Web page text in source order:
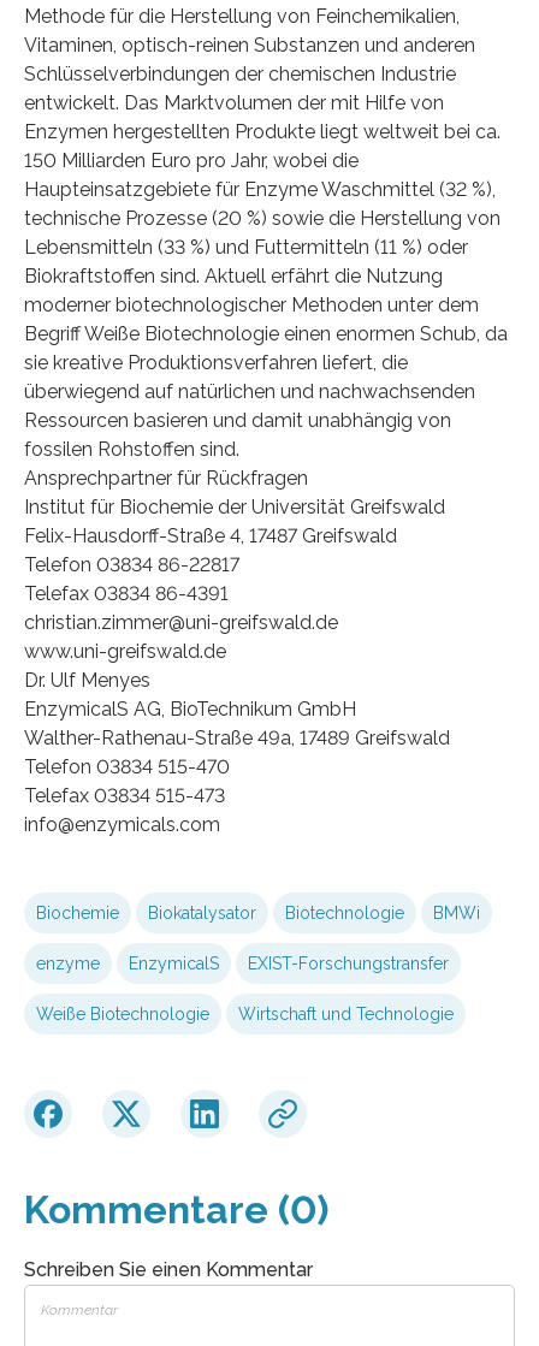
Methode für die Herstellung von Feinchemikalien,
Vitaminen, optisch-reinen Substanzen und anderen
Schlüsselverbindungen der chemischen Industrie
entwickelt. Das Marktvolumen der mit Hilfe von
Enzymen hergestellten Produkte liegt weltweit bei ca.
150 Milliarden Euro pro Jahr, wobei die
Haupteinsatzgebiete für Enzyme Waschmittel (32 %),
technische Prozesse (20 %) sowie die Herstellung von
Lebensmitteln (33 %) und Futtermitteln (11 %) oder
Biokraftstoffen sind. Aktuell erfährt die Nutzung
moderner biotechnologischer Methoden unter dem
Begriff Weiße Biotechnologie einen enormen Schub, da
sie kreative Produktionsverfahren liefert, die
überwiegend auf natürlichen und nachwachsenden
Ressourcen basieren und damit unabhängig von
fossilen Rohstoffen sind.
Ansprechpartner für Rückfragen
Institut für Biochemie der Universität Greifswald
Felix-Hausdorff-Straße 4, 17487 Greifswald
Telefon 03834 86-22817
Telefax 03834 86-4391
christian.zimmer@uni-greifswald.de
www.uni-greifswald.de
Dr. Ulf Menyes
EnzymicalS AG, BioTechnikum GmbH
Walther-Rathenau-Straße 49a, 17489 Greifswald
Telefon 03834 515-470
Telefax 03834 515-473
info@enzymicals.com
Biochemie Biokatalysator Biotechnologie BMWi
enzyme EnzymicalS EXIST-Forschungstransfer
Weiße Biotechnologie Wirtschaft und Technologie
Kommentare (0)
Schreiben Sie einen Kommentar